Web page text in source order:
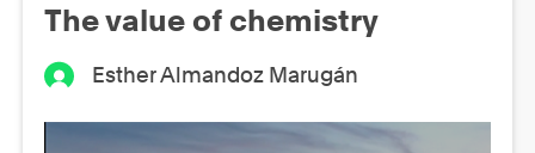
The value of chemistry
Esther Almandoz Marugán